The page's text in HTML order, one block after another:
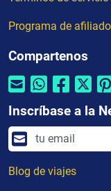
Programa de
Compartenos
Inscríbase a la
Blog de viajes